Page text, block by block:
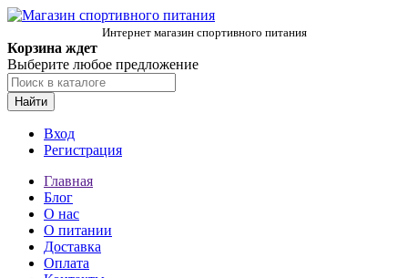
Интернет магазин спортивного питания
Корзина ждет
Выберите любое предложение
Найти
Вход
Регистрация
Главная
Блог
О нас
О питании
Доставка
Оплата